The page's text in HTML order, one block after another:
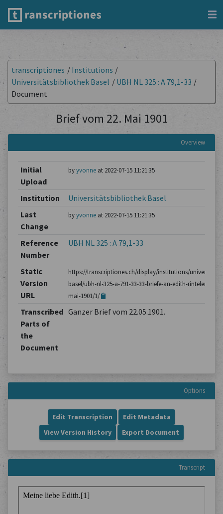
transcriptiones / Institutions /
Universitätsbibliothek Basel / UBH NL 325 : A 79,1-33 /
Document
Brief vom 22. Mai 1901
Overview
Initial
Upload
byyvonneat 2022-07-15 11:21:35
Institution
Universitätsbibliothek Basel
Last
Change
byyvonneat 2022-07-15 11:21:35
Reference
Number
UBH NL 325 : A 79,1-33
Static
Version
URL
https://transcriptiones.ch/display/institutions/
basel/ubh-nl-325-a-791-33-33-briefe-an-edith-rintelen/
mai-1901/1/
Transcribed
Parts of
the
Document
Ganzer Brief vom 22.05.1901.
Options
Edit Transcription
Edit Metadata
View Version History
Export Document
Transcript